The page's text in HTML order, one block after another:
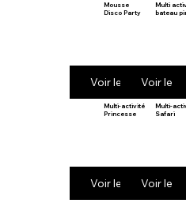
Mousse
Disco Party
Voir le produit
Multi
bateau
Voir le
Multi-activité
Princesse
Voir le produit
Multi-
Safari
Voir le